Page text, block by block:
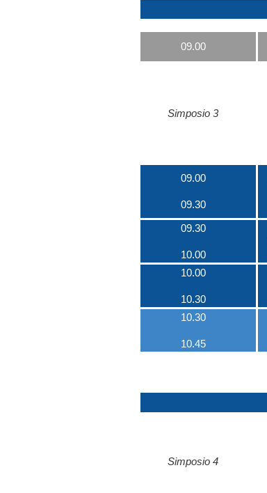
09.00
Simposio 3
09.00
09.30
09.30
10.00
10.00
10.30
10.30
10.45
Simposio 4